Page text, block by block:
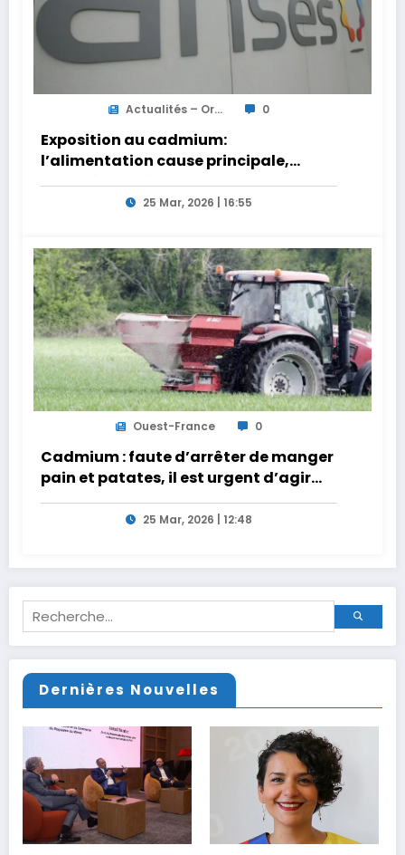
Actualités – Or... 0
Exposition au cadmium:
l’alimentation cause principale,
priorité à la décontamination des sols
25 Mar, 2026 | 16:55
Ouest-France 0
Cadmium : faute d’arrêter de manger
pain et patates, il est urgent d’agir
sur la contamination des sols
25 Mar, 2026 | 12:48
Dernières Nouvelles